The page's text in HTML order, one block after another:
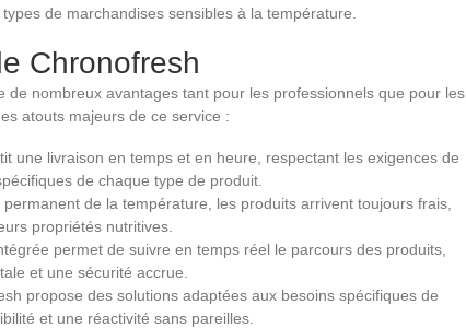
de marchandises sensibles à la température.
Chronofresh
de nombreux avantages tant pour les professionnels que pour les
atouts majeurs de ce service :
une livraison en temps et en heure, respectant les exigences de
de chaque type de produit.
de la température, les produits arrivent toujours frais,
propriétés nutritives.
permet de suivre en temps réel le parcours des produits,
et une sécurité accrue.
propose des solutions adaptées aux besoins spécifiques de
et une réactivité sans pareilles.